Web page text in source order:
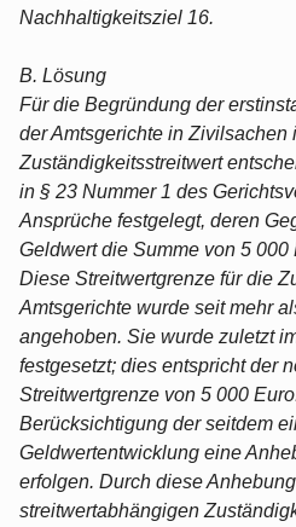
Nachhaltigkeitsziel 16.
B. Lösung
Für die Begründung der
der Amtsgerichte in Zivilsachen
Zuständigkeitsstreitwert
in § 23 Nummer 1 des
Ansprüche festgelegt, deren
Geldwert die Summe von 5 000
Diese Streitwertgrenze für die
Amtsgerichte wurde seit mehr
angehoben. Sie wurde zuletzt
festgesetzt; dies entspricht der
Streitwertgrenze von 5 000
Berücksichtigung der seitdem
Geldwertentwicklung eine
erfolgen. Durch diese
streitwertabhängigen